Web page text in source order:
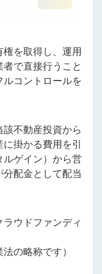
を取得し、運用
で直接行うこと
コントロールを
不動産投資から
掛かる費用を引
ゲイン）から営
配金として配当
ウドファンディ
の略称です）